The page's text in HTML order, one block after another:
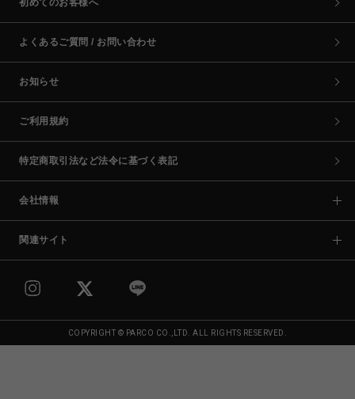
初めてのお客様へ
よくあるご質問 / お問い合わせ
お知らせ
ご利用規約
特定商取引法など法令に基づく表記
会社情報
関連サイト
COPYRIGHT © PARCO CO.,LTD. ALL RIGHTS RESERVED.